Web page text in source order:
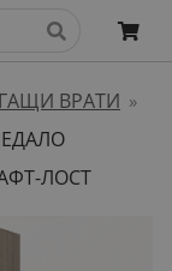
ВРАТИ »
ЛОСТ